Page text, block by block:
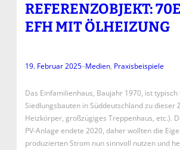
REFERENZOBJEKT:
EFH MIT ÖLHEIZUNG
19. Februar 2025–Medien, Praxisbeispiele
Das Einfamilienhaus, Baujahr 1970, ist typisch
Siedlungsbauten in Süddeutschland zu dieser
Heizkörper, großzügiges Treppenhaus, etc.).
PV-Anlage endete 2020, daher wollten die
produzierten Strom nun sinnvoll nutzen und